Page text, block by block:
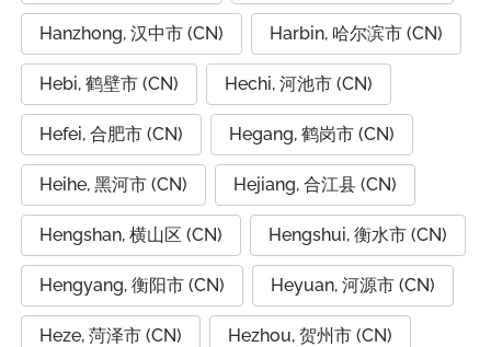
Hanzhong, 汉中市 (CN) Harbin, 哈尔滨市 (CN)
Hebi, 鹤壁市 (CN) Hechi, 河池市 (CN)
Hefei, 合肥市 (CN) Hegang, 鹤岗市 (CN)
Heihe, 黑河市 (CN) Hejiang, 合江县 (CN)
Hengshan, 横山区 (CN) Hengshui, 衡水市 (CN)
Hengyang, 衡阳市 (CN) Heyuan, 河源市 (CN)
Heze, 菏泽市 (CN) Hezhou, 贺州市 (CN)